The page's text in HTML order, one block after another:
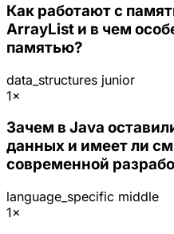
Как работают с
ArrayList и в чем
памятью?
data_structures junior
1×
Зачем в Java
данных и имеет ли
современной
language_specific middle
1×